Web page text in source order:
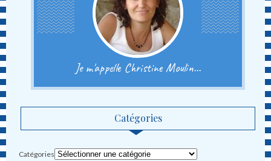
Je m'appelle Christine Moulin...
Catégories
Catégories